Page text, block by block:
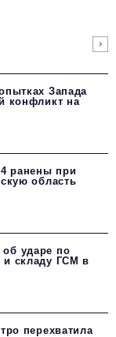
Запада
конфликт на
ранены при
область
ударе по
складу ГСМ в
перехватила